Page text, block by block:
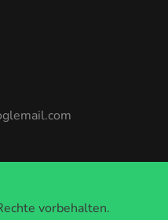
vorbehalten.